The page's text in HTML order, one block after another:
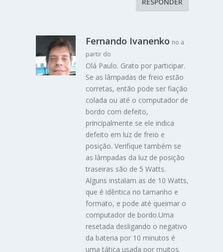
Fernando Ivanenko no a
partir do
Olá Paulo. Grato por participar.
Se as lâmpadas de freio estão
corretas, então pode ser fiação
colada ou até o computador de
bordo com defeito,
principalmente se ele indica
defeito em luz de freio e
posição. Verifique também se
as lâmpadas da luz de posição
traseiras são de 5 Watts.
Alguns instalam as de 10 Watts,
que é idêntica no tamanho e
formato, e pode até queimar o
computador de bordo.Uma
resetada desligando o negativo
da bateria por 10 minutos é
uma tática usada por muitos.